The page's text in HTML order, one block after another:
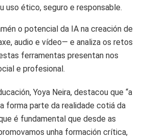
uso ético, seguro e responsable.
o potencial da IA na creación de
audio e vídeo— e analiza os retos
ferramentas presentan nos
e profesional.
Yoya Neira, destacou que “a
forma parte da realidade cotiá da
é fundamental que desde as
unha formación crítica,